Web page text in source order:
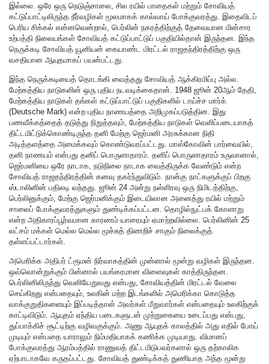
இல்லை. ஒரே ஒரு நெடுஞ்சாலை, சில ரயில் பாதைகள் மற்றும் சோவியத்
கட்டுப்பாட்டிலிருந்த நீர்வழிகள் மூலமாகக் கால்வாய் போக்குவரத்து. இதைவிடப்
பெரிய சிக்கல் என்னவென்றால், பெர்லின் நகரத்திற்குத் தேவையான மின்சார
உற்பத்தி நிலையங்கள் சோவியத் கட்டுப்பாட்டுப் பகுதியில்தான் இருந்தன. இந்த
நெருக்கடி சோவியத் யூனியன் கையாண்ட மிரட்டல் ராஜதந்திரத்திற்கு ஒரு
வசதியான ஆயுதமாகப் பயன்பட்டது.
இந்த நெருக்கடியைத் தொடங்கி வைத்தது சோவியத் ஆக்கிரமிப்பு அல்ல.
மேற்கத்திய நாடுகளின் ஒரு புதிய நடவடிக்கைதான். 1948 ஜூன் 20ஆம் தேதி,
மேற்கத்திய நாடுகள் தங்கள் கட்டுப்பாட்டுப் பகுதிகளில் டாய்ச்ச மார்க்
(Deutsche Mark) என்ற புதிய நாணயத்தை அறிமுகப்படுத்தின. இது
பணவீக்கத்தைத் தடுத்து நிறுத்தவும், மேற்கத்திய நாடுகள் வெளிப்படையாகத்
திட்டமிட்டுக்கொண்டிருந்த தனி மேற்கு ஜெர்மனி அரசுக்கான நிதி
அடித்தளத்தை அமைக்கவும் கொண்டுவரப்பட்டது. மாஸ்கோவின் பார்வையில்,
தனி நாணயம் என்பது தனிப் பொருளாதாரம். தனிப் பொருளாதாரம் உருவானால்,
ஜெர்மனியை ஒரே நாடாக, நடுநிலை நாடாக வைத்திருக்க வேண்டும் என்ற
சோவியத் ராஜதந்திரத்தின் கனவு தகர்ந்துவிடும். நான்கு நாட்களுக்குப் பிறகு
ஸ்டாலினின் பதிலடி வந்தது. ஜூன் 24 அன்று நள்ளிரவு ஒரு நிமிடத்திற்கு,
பெர்லினுக்கும், மேற்கு ஜெர்மனிக்கும் இடையிலான அனைத்து ரயில் மற்றும்
சாலைப் போக்குவரத்துகளும் துண்டிக்கப்பட்டன. தொழில்நுட்பக் கோளாறு
என்ற அதிகாரப்பூர்வமான காரணம் யாரையும் ஏமாற்றவில்லை. பெர்லினின் 25
லட்சம் மக்கள் மெல்ல மெல்ல மூச்சுத் திணறிச் சாகும் நிலைக்குத்
தள்ளப்பட்டார்கள்.
அமெரிக்க அதிபர் ட்ரூமன் நிர்வாகத்தின் முன்னால் மூன்று வழிகள் இருந்தன.
ஒவ்வொன்றுக்கும் பின்னால் பயங்கரமான விளைவுகள் காத்திருந்தன.
பெர்லினிலிருந்து வெளியேறுவது என்பது, சோவியத்தின் மிரட்டல் வேலை
செய்கிறது என்பதையும், உலகின் மற்ற இடங்களில் அமெரிக்கா கொடுத்த
வாக்குறுதிகளையும் இப்படித்தான் அவர்கள் மீறுவார்கள் என்பதையும் உலகிற்குக்
காட்டிவிடும். ஆயுதம் ஏந்திய படைகளுடன் முற்றுகையை உடைப்பது என்பது,
துப்பாக்கிச் சூட்டிற்கு வழிவகுக்கும். அணு ஆயுதக் காலத்தில் அது எதில் போய்
முடியும் என்பதை யாராலும் நிம்மதியாகக் கணிக்க முடியாது. விமானப்
போக்குவரத்து ஆரம்பத்தில் ராணுவத் திட்டமிடுபவர்களால் ஒரு தற்காலிக
ஏற்பாடாகவே கருதப்பட்டது. சோவியத் துண்டிக்கத் துணியாத அந்த மூன்று